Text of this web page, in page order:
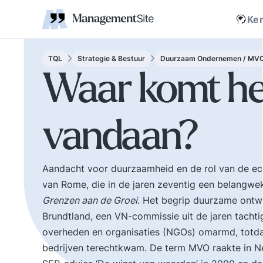
verantwoordelijkheid
en bestuurlijke wijsheid.
Ook de belangrijke
bestuurlijke valkuilen
bestuurlijke drukte,
organisatierot en het
prestige. Tips en
ideeen voor goed
bestuur.
Zelforganisatie 'klein
binnen groot'. De
transitie naar een
organisatie.
van zeggenschap en
naar het laagste niveau
in een organisatie waar
een vakkundig besluit
genomen kan
Corporate communicatie
Disruptie
Ethiek, integriteit, moreel kompas
Scholing
Non-profit
jonge leiding geven
kleine letters ervoor en er is contact. Zijn
TQL Strategie & Bestuur Duurzaam Ondernemen /
Waar komt
vandaan?
Aandacht voor duurzaamheid en de rol van de
van Rome, die in de jaren zeventig een
Grenzen aan de Groei. Het begrip duurzame
Brundtland, een VN-commissie uit de jaren
overheden en organisaties (NGOs) omarmd,
bedrijven terechtkwam. De term MVO raakte in